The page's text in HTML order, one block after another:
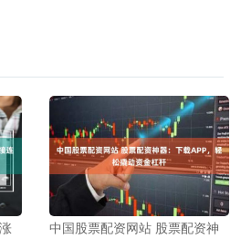
中国股票配资网站 股票配资神